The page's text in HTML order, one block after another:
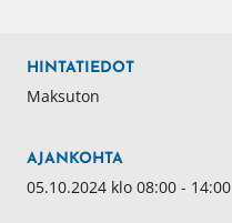
HINTATIEDOT
Maksuton
AJANKOHTA
05.10.2024 klo 08:00 - 14:00